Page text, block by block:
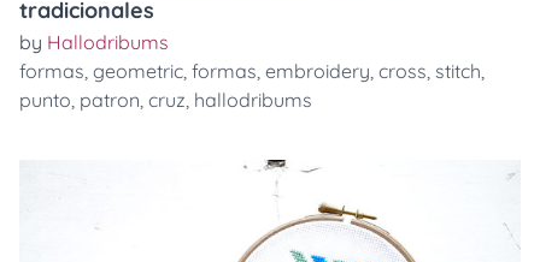
tradicionales
by Hallodribums
formas, geometric, formas, embroidery, cross, stitch,
punto, patron, cruz, hallodribums